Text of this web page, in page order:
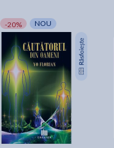
-20% NOU